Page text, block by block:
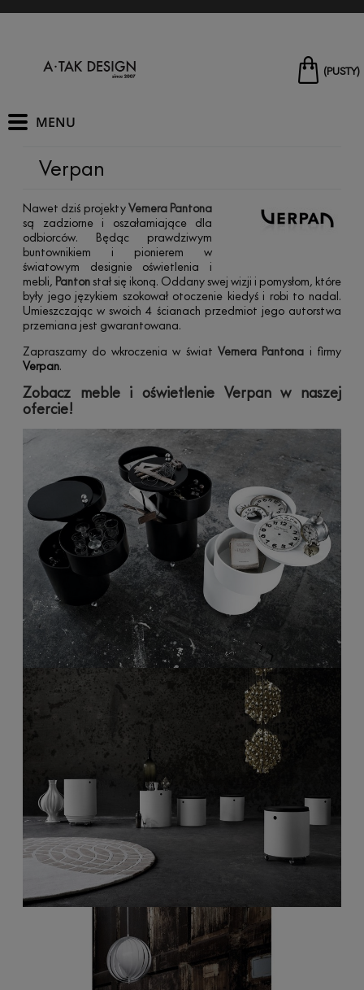
(PUSTY)
Verpan
Nawet dziś projektyVernera Pantona
są zadziorne i oszałamiające dla
odbiorców. Będąc prawdziwym
buntownikiem i pionierem w
światowym designie oświetlenia i
mebli, Pantonstał się ikoną. Oddany swej wizji i pomysłom, które
były jego językiem szokował otoczenie kiedyś i robi to nadal.
Umieszczając w swoich 4 ścianach przedmiot jego autorstwa
przemiana jest gwarantowana.
Zapraszamy do wkroczenia w świat Vernera Pantona i firmy
Verpan.
Zobacz meble i oświetlenie Verpan w naszej
ofercie!